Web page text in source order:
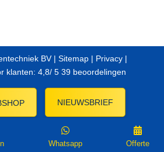
BV | Sitemap | Privacy |
klanten: 4,8/ 5 39 beoordelingen
NIEUWSBRIEF
Whatsapp Offerte